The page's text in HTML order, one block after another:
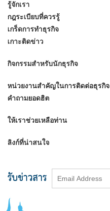
รู้จักเรา
กฎระเบียบที่ควรรู้
เกร็ดการทำธุรกิจ
เกาะติดข่าว
กิจกรรมสำหรับนักธุรกิจ
หน่วยงานสำคัญในการติดต่อธุรกิจ
คำถามยอดฮิต
ให้เราช่วยเหลือท่าน
ลิงก์ที่น่าสนใจ
รับข่าวสาร